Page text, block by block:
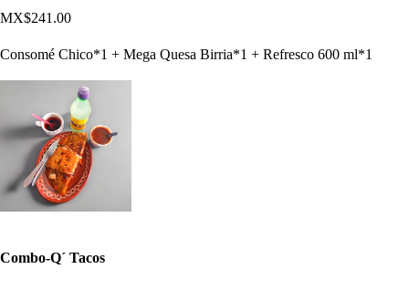
MX$241.00
Consomé Chico*1 + Mega Quesa Birria*1 + Refresco 600 ml*1
Combo-Q´ Tacos